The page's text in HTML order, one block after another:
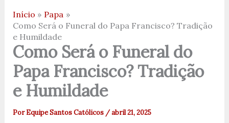
Início
Papa
Como Será o Funeral do Papa Francisco? Tradição
e Humildade
Como Será o Funeral do
Papa Francisco? Tradição
e Humildade
PorEquipe Santos Católicos /abril 21, 2025